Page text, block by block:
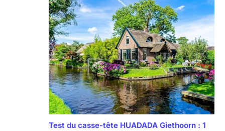
Test du casse-tête HUADADA Giethoorn : 1